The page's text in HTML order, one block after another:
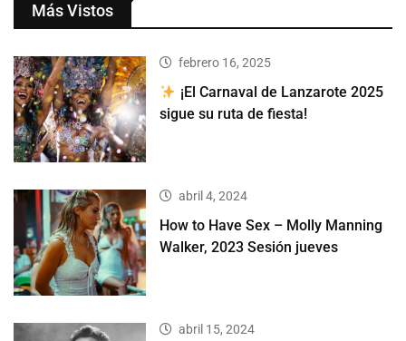
Más Vistos
febrero 16, 2025
¡El Carnaval de Lanzarote 2025
sigue su ruta de fiesta!
abril 4, 2024
How to Have Sex – Molly Manning
Walker, 2023 Sesión jueves
abril 15, 2024